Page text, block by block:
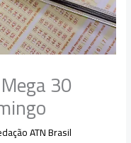
30
ATN Brasil